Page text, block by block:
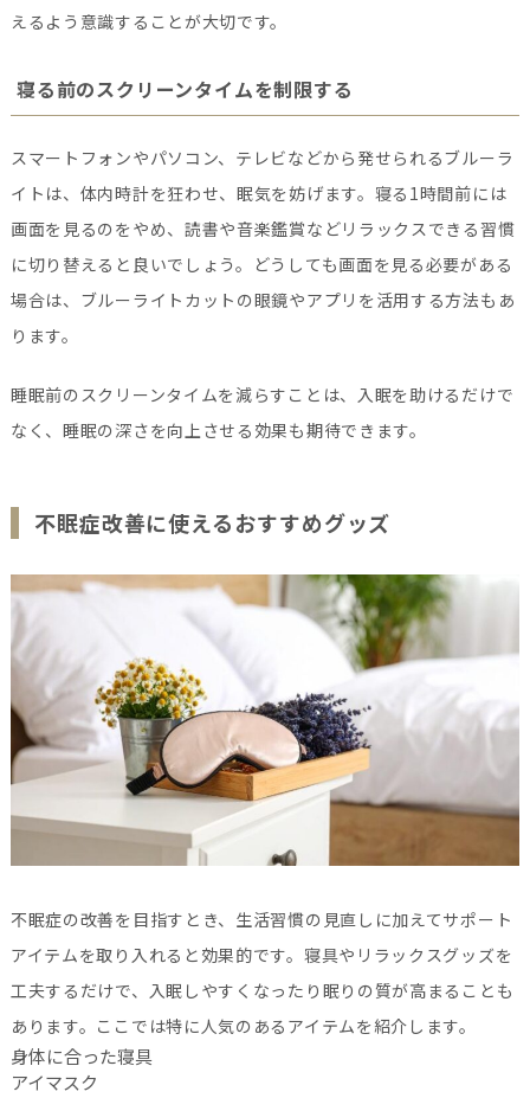
えるよう意識することが大切です。
寝る前のスクリーンタイムを制限する
スマートフォンやパソコン、テレビなどから発せられるブルーラ
イトは、体内時計を狂わせ、眠気を妨げます。寝る1時間前には
画面を見るのをやめ、読書や音楽鑑賞などリラックスできる習慣
に切り替えると良いでしょう。どうしても画面を見る必要がある
場合は、ブルーライトカットの眼鏡やアプリを活用する方法もあ
ります。
睡眠前のスクリーンタイムを減らすことは、入眠を助けるだけで
なく、睡眠の深さを向上させる効果も期待できます。
不眠症改善に使えるおすすめグッズ
不眠症の改善を目指すとき、生活習慣の見直しに加えてサポート
アイテムを取り入れると効果的です。寝具やリラックスグッズを
工夫するだけで、入眠しやすくなったり眠りの質が高まることも
あります。ここでは特に人気のあるアイテムを紹介します。
身体に合った寝具
アイマスク